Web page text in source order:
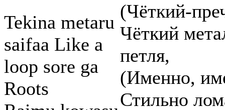
Tekina metaru
saifaa Like a
loop sore ga
Roots
(Чёткий-
Чёткий
петля,
(Именно,
Стильно